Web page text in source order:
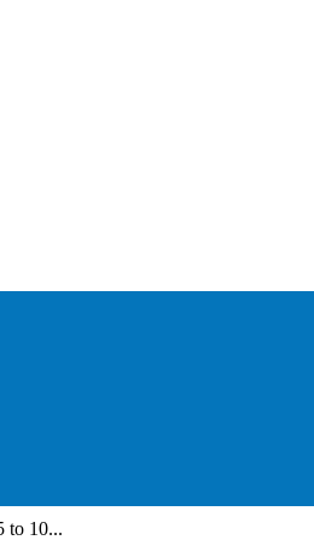
to 10...